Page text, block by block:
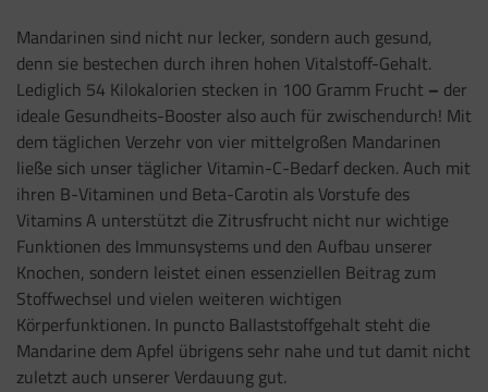
Mandarinen sind nicht nur lecker, sondern auch gesund,
denn sie bestechen durch ihren hohen Vitalstoff-Gehalt.
Lediglich 54 Kilokalorien stecken in 100 Gramm Frucht – der
ideale Gesundheits-Booster also auch für zwischendurch! Mit
dem täglichen Verzehr von vier mittelgroßen Mandarinen
ließe sich unser täglicher Vitamin-C-Bedarf decken. Auch mit
ihren B-Vitaminen und Beta-Carotin als Vorstufe des
Vitamins A unterstützt die Zitrusfrucht nicht nur wichtige
Funktionen des Immunsystems und den Aufbau unserer
Knochen, sondern leistet einen essenziellen Beitrag zum
Stoffwechsel und vielen weiteren wichtigen
Körperfunktionen. In puncto Ballaststoffgehalt steht die
Mandarine dem Apfel übrigens sehr nahe und tut damit nicht
zuletzt auch unserer Verdauung gut.